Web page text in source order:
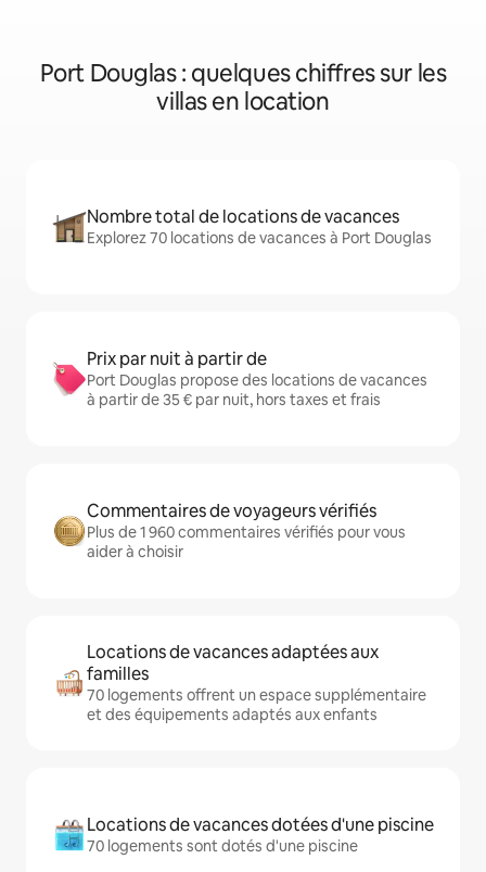
Port Douglas : quelques chiffres sur les
villas en location
Nombre total de locations de vacances
Explorez 70 locations de vacances à Port Douglas
Prix par nuit à partir de
Port Douglas propose des locations de vacances
à partir de 35 € par nuit, hors taxes et frais
Commentaires de voyageurs vérifiés
Plus de 1 960 commentaires vérifiés pour vous
aider à choisir
Locations de vacances adaptées aux
familles
70 logements offrent un espace supplémentaire
et des équipements adaptés aux enfants
Locations de vacances dotées d'une piscine
70 logements sont dotés d'une piscine